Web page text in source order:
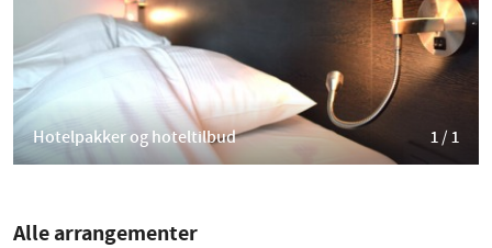
Hotelpakker og hoteltilbud 1 / 1
Alle arrangementer